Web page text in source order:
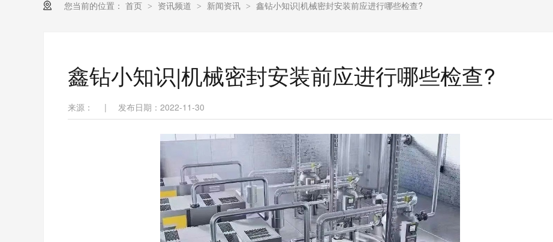
您当前的位置： 首页 > 资讯频道 > 新闻资讯 > 鑫钻小知识|机械密封安装前应进行哪些检查?
鑫钻小知识|机械密封安装前应进行哪些检查?
来源： | 发布日期：2022-11-30